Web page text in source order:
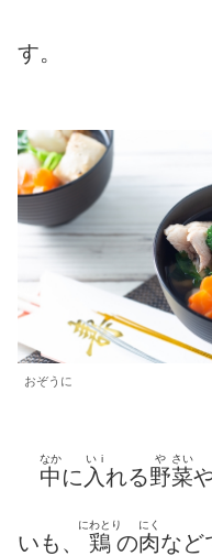
す。
おぞうに
中
なか
に 入
いi
れる野
や
菜
さい
いも、 鶏
にわとり
の肉
にく
など